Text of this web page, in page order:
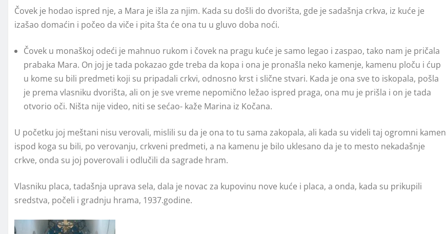
Čovek je hodao ispred nje, a Mara je išla za njim. Kada su došli do dvorišta, gde je sadašnja crkva, iz kuće je
izašao domaćin i počeo da viče i pita šta će ona tu u gluvo doba noći.
Čovek u monaškoj odeći je mahnuo rukom i čovek na pragu kuće je samo legao i zaspao, tako nam je pričala
prabaka Mara. On joj je tada pokazao gde treba da kopa i ona je pronašla neko kamenje, kamenu ploču i ćup
u kome su bili predmeti koji su pripadali crkvi, odnosno krst i slične stvari. Kada je ona sve to iskopala, pošla
je prema vlasniku dvorišta, ali on je sve vreme nepomično ležao ispred praga, ona mu je prišla i on je tada
otvorio oči. Ništa nije video, niti se sećao- kaže Marina iz Kočana.
U početku joj meštani nisu verovali, mislili su da je ona to tu sama zakopala, ali kada su videli taj ogromni kamen
ispod koga su bili, po verovanju, crkveni predmeti, a na kamenu je bilo uklesano da je to mesto nekadašnje
crkve, onda su joj poverovali i odlučili da sagrade hram.
Vlasniku placa, tadašnja uprava sela, dala je novac za kupovinu nove kuće i placa, a onda, kada su prikupili
sredstva, počeli i gradnju hrama, 1937.godine.